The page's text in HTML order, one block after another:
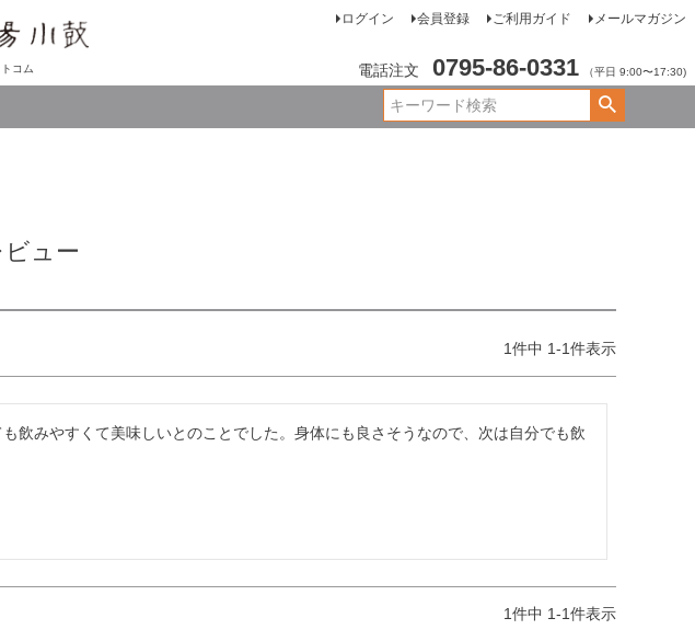
コム
ログイン 会員登録 ご利用ガイド メールマガジン
電話注文 0795-86-0331 （平日 9:00〜17:30)
ュー
1件中 1-1件表示
飲みやすくて美味しいとのことでした。身体にも良さそうなので、次は自分でも飲
1件中 1-1件表示